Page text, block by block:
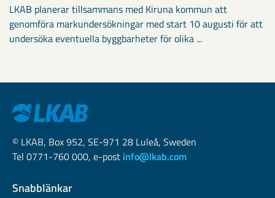
LKAB planerar tillsammans med Kiruna kommun att
genomföra markundersökningar med start 10 augusti för att
undersöka eventuella byggbarheter för olika ...
© LKAB, Box 952, SE-971 28 Luleå, Sweden
Tel 0771-760 000, e-post info@lkab.com
Snabblänkar